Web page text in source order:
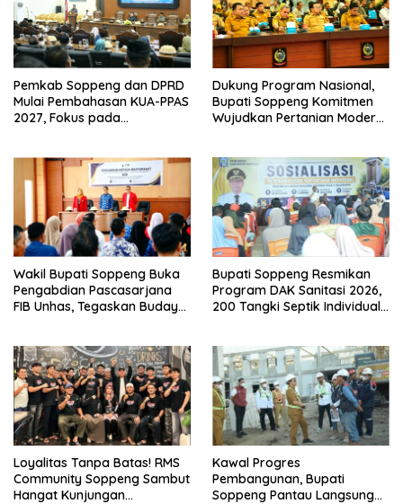
Pemkab Soppeng dan DPRD
Mulai Pembahasan KUA-PPAS
2027, Fokus pada
Dukung Program Nasional,
Bupati Soppeng Komitmen
Wujudkan Pertanian Modern
Wakil Bupati Soppeng Buka
Pengabdian Pascasarjana
FIB Unhas, Tegaskan Budaya
Bupati Soppeng Resmikan
Program DAK Sanitasi 2026,
200 Tangki Septik Individual
Loyalitas Tanpa Batas! RMS
Community Soppeng Sambut
Hangat Kunjungan
Kawal Progres
Pembangunan, Bupati
Soppeng Pantau Langsung